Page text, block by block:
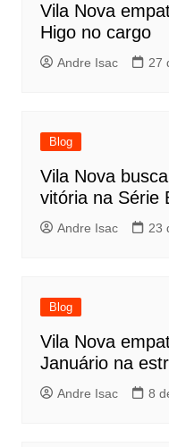
Vila Nova
Higo no cargo
Andre Isac 27
Blog
Vila Nova
vitória na Série
Andre Isac 23
Blog
Vila Nova
Januário na
Andre Isac 8